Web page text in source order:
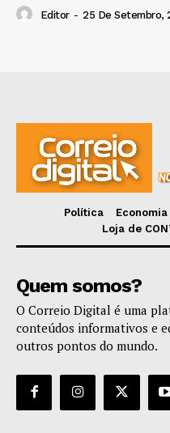
Editor - 25 De Setembro,
Política Economia
Loja de
Quem somos?
O Correio Digital é uma
conteúdos informativos e
outros pontos do mundo.